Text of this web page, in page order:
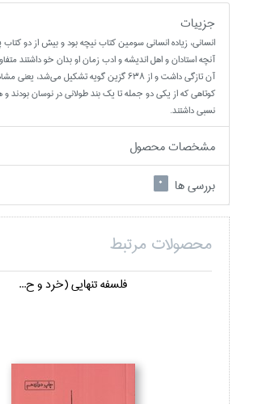
جزییات
انساني، زياده انساني سومين كتاب نيچه بود و بيش از دو كتاب
آنچه استادان و اهل انديشه و ادب زمان او بدان خو داشتند
آن تازگي داشت و از 638 گزين گويه تشكيل مي‌شد،
كوتاهي كه از يكي دو جمله تا يك بند طولاني در نوسان
نسبي داشتند.
مشخصات محصول
بررسی ها
0
محصولات مرتبط
فلسفه تنهايي (خرد و ح...